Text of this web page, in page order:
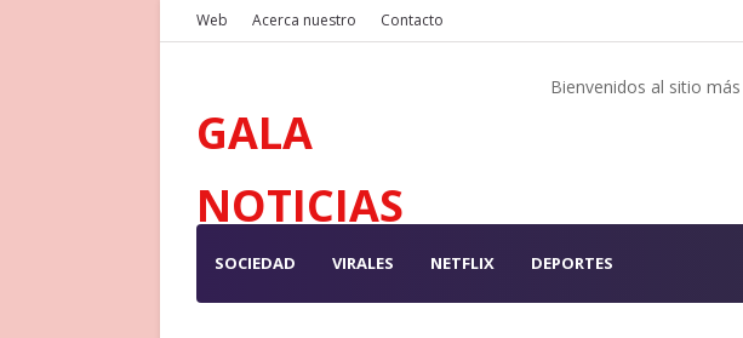
Web Acerca nuestro Contacto
GALA
NOTICIAS
Bienvenidos al sitio
SOCIEDAD VIRALES NETFLIX DEPORTES